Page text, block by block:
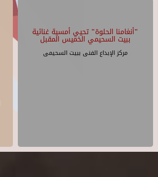
"أنغامنا الحلوة" تحيي أمسية غنائية
ببيت السحيمي الخميس المقبل
مركز الإبداع الفنى ببيت السحيمى